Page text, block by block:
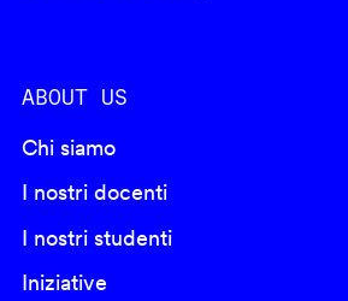
ABOUT US
Chi siamo
I nostri docenti
I nostri studenti
Iniziative